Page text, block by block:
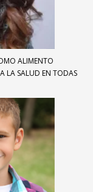
ALIMENTO
LA SALUD EN TODAS